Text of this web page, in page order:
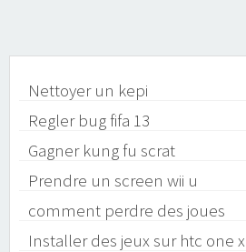
Nettoyer un kepi
Regler bug fifa 13
Gagner kung fu scrat
Prendre un screen wii u
comment perdre des joues
Installer des jeux sur htc one x